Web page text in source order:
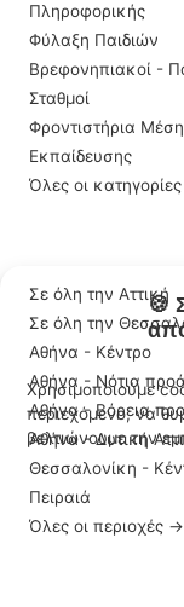
🍪
Χρησιμοποιούμε
περιεχόμενο, να
βελτιώνουμε την
Πληροφορικής
Φύλαξη Παιδιών
Βρεφονηπιακοί -
Σταθμοί
Φροντιστήρια
Εκπαίδευσης
Όλες οι
Σε όλη την Αττική
Σε όλη την
Αθήνα - Κέντρο
Αθήνα - Νότια
Αθήνα - Βόρεια
Αθήνα - Δυτική
Θεσσαλονίκη -
Πειραιά
Όλες οι περιοχές →